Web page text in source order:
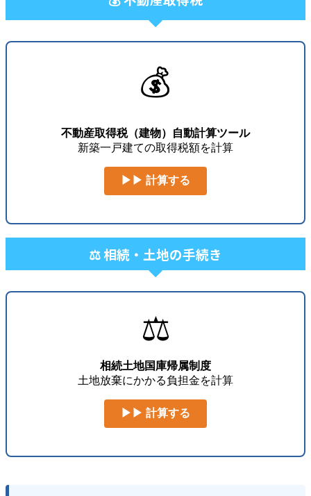
💰
不動産取得税（建物）自動計算ツール
新築一戸建ての取得税額を計算
▶▶ 計算する
⚖️ 相続・土地の手続き
⚖️
相続土地国庫帰属制度
土地放棄にかかる負担金を計算
▶▶ 計算する